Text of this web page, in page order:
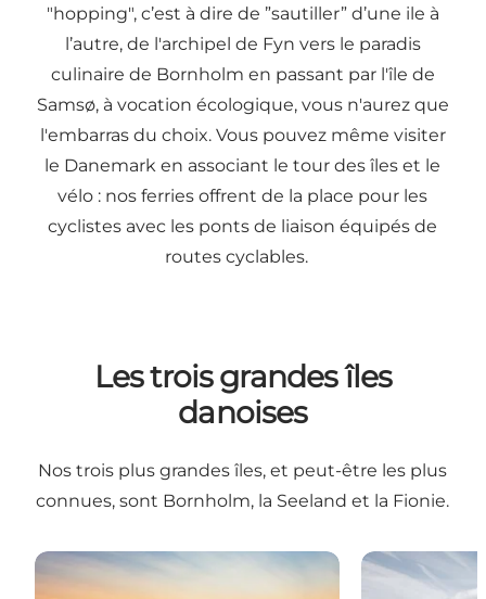
"hopping", c’est à dire de ”sautiller” d’une ile à
l’autre, de l'archipel de Fyn vers le paradis
culinaire de Bornholm en passant par l'île de
Samsø, à vocation écologique, vous n'aurez que
l'embarras du choix. Vous pouvez même visiter
le Danemark en associant le tour des îles et le
vélo : nos ferries offrent de la place pour les
cyclistes avec les ponts de liaison équipés de
routes cyclables.
Les trois grandes îles
danoises
Nos trois plus grandes îles, et peut-être les plus
connues, sont Bornholm, la Seeland et la Fionie.
Bornholm : l’île la plus verte d’Europe en 2020 !
Seeland :